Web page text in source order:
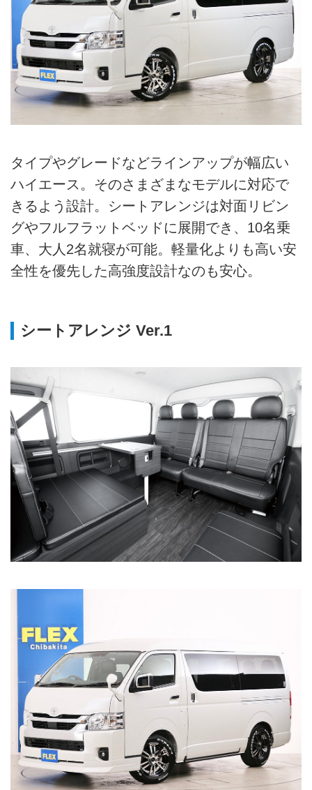
タイプやグレードなどラインアップが幅広い
ハイエース。そのさまざまなモデルに対応で
きるよう設計。シートアレンジは対面リビン
グやフルフラットベッドに展開でき、10名乗
車、大人2名就寝が可能。軽量化よりも高い安
全性を優先した高強度設計なのも安心。
シートアレンジ Ver.1